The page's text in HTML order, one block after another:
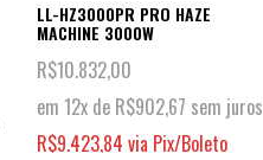
LL-HZ3000PR PRO HAZE
MACHINE 3000W
R$10.832,00
em 12x de R$902,67 sem juros
R$9.423,84 via Pix/Boleto